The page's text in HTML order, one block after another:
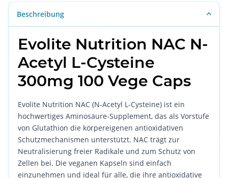
Beschreibung
Evolite Nutrition NAC N-
Acetyl L-Cysteine
300mg 100 Vege Caps
Evolite Nutrition NAC (N-Acetyl L-Cysteine) ist ein
hochwertiges Aminosäure-Supplement, das als Vorstufe
von Glutathion die körpereigenen antioxidativen
Schutzmechanismen unterstützt. NAC trägt zur
Neutralisierung freier Radikale und zum Schutz von
Zellen bei. Die veganen Kapseln sind einfach
einzunehmen und ideal für alle, die ihre antioxidative